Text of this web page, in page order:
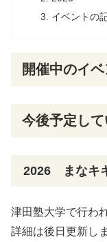
イベントの
開催中のイベ
今後予定し
2026 まなキ
津田塾大学で行わ
詳細は後日更新し